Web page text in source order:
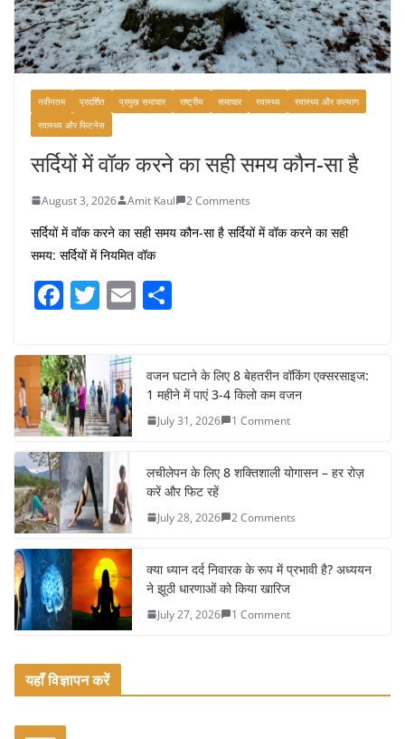
नवीनतम प्रदर्शित प्रमुख समाचार राष्ट्रीय समाचार स्वास्थ्य
स्वास्थ्य और कल्याण
स्वास्थ्य और फिटनेस
सर्दियों में वॉक करने का सही समय कौन-सा है
August 3, 2026 Amit Kaul 2 Comments
सर्दियों में वॉक करने का सही समय कौन-सा है सर्दियों में वॉक करने का सही
समय: सर्दियों में नियमित वॉक
F
c
e
b
o
o
k
T
itt
er
E
e
वजन घटाने के लिए 8 बेहतरीन वॉकिंग एक्सरसाइज:
1 महीने में पाएं 3-4 किलो कम वजन
July 31, 2026 1 Comment
लचीलेपन के लिए 8 शक्तिशाली योगासन – हर रोज़
करें और फिट रहें
July 28, 2026 2 Comments
क्या ध्यान दर्द निवारक के रूप में प्रभावी है? अध्ययन
ने झूठी धारणाओं को किया खारिज
July 27, 2026 1 Comment
यहाँ विज्ञापन करें